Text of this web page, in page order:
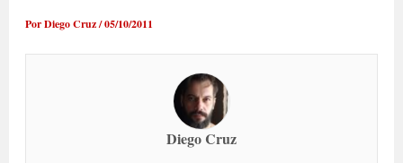
PorDiego Cruz/05/10/2011
Diego Cruz